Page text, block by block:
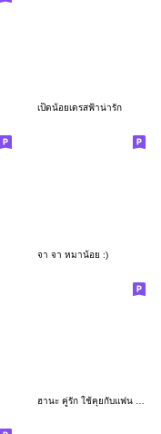
เป็ดน้อยเดรสฟ้าน่ารัก
จา จา หมาน้อย :)